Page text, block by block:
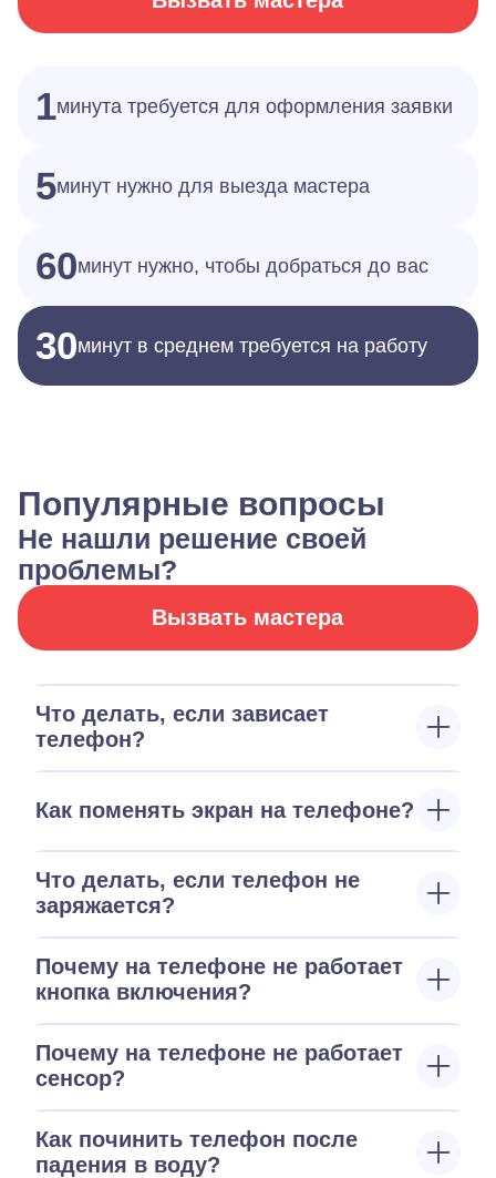
1минута требуется для оформления заявки
5минут нужно для выезда мастера
60минут нужно, чтобы добраться до вас
30минут в среднем требуется на работу
Популярные вопросы
Не нашли решение своей
проблемы?
Вызвать мастера
Что делать, если зависает
телефон?
Как поменять экран на телефоне?
Что делать, если телефон не
заряжается?
Почему на телефоне не работает
кнопка включения?
Почему на телефоне не работает
сенсор?
Как починить телефон после
падения в воду?